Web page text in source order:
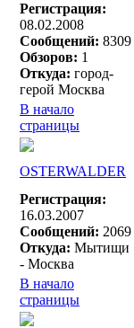
Регистрация:
08.02.2008
Сообщений: 8309
Обзоров: 1
Откуда: город-
герой Москва
В начало
страницы
OSTERWALDER
Регистрация:
16.03.2007
Сообщений: 2069
Откуда: Мытищи
- Москва
В начало
страницы